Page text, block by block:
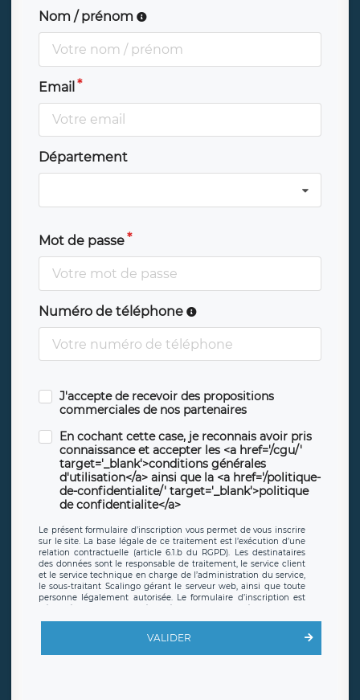
Nom / prénom
Email
Département
Mot de passe
Numéro de téléphone
J'accepte de recevoir des propositions
commerciales de nos partenaires
En cochant cette case, je reconnais avoir pris
connaissance et accepter les <a href='/cgu/'
target='_blank'>conditions générales
d'utilisation</a> ainsi que la <a href='/politique-
de-confidentialite/' target='_blank'>politique
de confidentialite</a>
Le présent formulaire d’inscription vous permet de vous inscrire
sur le site. La base légale de ce traitement est l’exécution d’une
relation contractuelle (article 6.1.b du RGPD). Les destinataires
des données sont le responsable de traitement, le service client
et le service technique en charge de l’administration du service,
le sous-traitant Scalingo gérant le serveur web, ainsi que toute
personne légalement autorisée. Le formulaire d’inscription est
offrant desclauses de protection conformes au RGPD. Les
en sollicite la suppression, étant entendu que vous pouvez
demander la suppression de vos données et retirer votre
VALIDER